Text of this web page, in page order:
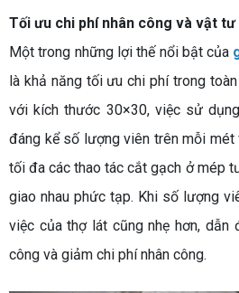
Tối ưu chi phí nhân công và vật tư
Một trong những lợi thế nổi bật của
là khả năng tối ưu chi phí trong
với kích thước 30×30, việc sử dụng
đáng kể số lượng viên trên mỗi mét
tối đa các thao tác cắt gạch ở mép
giao nhau phức tạp. Khi số lượng
việc của thợ lát cũng nhẹ hơn, dẫn
công và giảm chi phí nhân công.